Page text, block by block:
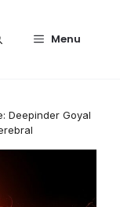
Menu
Deepinder Goyal